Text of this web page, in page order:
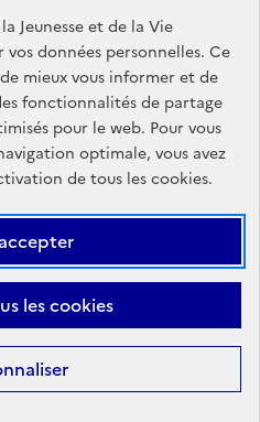
et education.gouv.fr.
Jeunesse et de la Vie
données personnelles. Ce
mieux vous informer et de
fonctionnalités de partage
pour le web. Pour vous
optimale, vous avez
de tous les cookies.
les cookies